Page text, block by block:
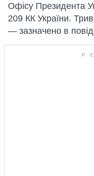
Офісу Президента
209 КК України.
— зазначено в